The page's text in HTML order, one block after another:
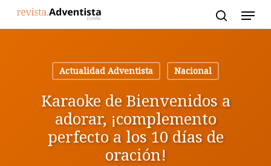
Actualidad Adventista
Nacional
Karaoke de Bienvenidos a
adorar, ¡complemento
perfecto a los 10 días de
oración!